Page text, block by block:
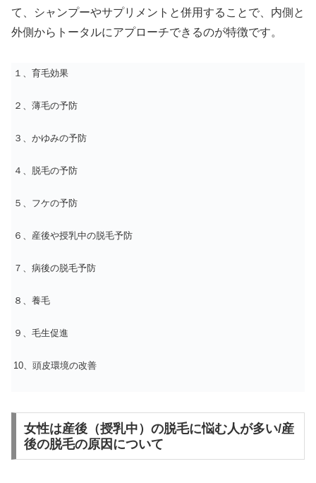
て、シャンプーやサプリメントと併用することで、内側と
外側からトータルにアプローチできるのが特徴です。
１、育毛効果
２、薄毛の予防
３、かゆみの予防
４、脱毛の予防
５、フケの予防
６、産後や授乳中の脱毛予防
７、病後の脱毛予防
８、養毛
９、毛生促進
10、頭皮環境の改善
女性は産後（授乳中）の脱毛に悩む人が多い/産
後の脱毛の原因について